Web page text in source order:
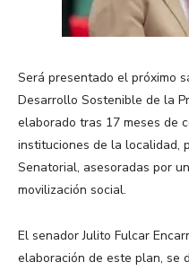
Será presentado el próximo
Desarrollo Sostenible de la
elaborado tras 17 meses de
instituciones de la localidad,
Senatorial, asesoradas por
movilización social.
El senador Julito Fulcar
elaboración de este plan, se